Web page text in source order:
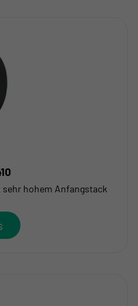
hohem Anfangstack